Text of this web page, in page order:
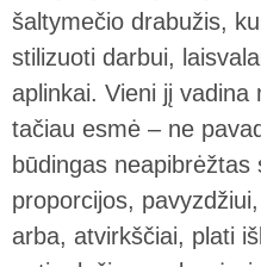
šaltymečio drabužis,
stilizuoti darbui,
aplinkai. Vieni jį vadina
tačiau esmė – ne
būdingas
proporcijos,
arba, atvirkščiai, plati